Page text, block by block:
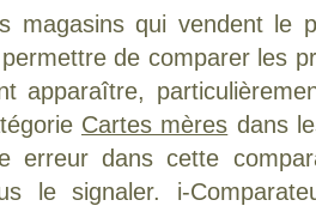
magasins qui vendent le
de comparer les
apparaître,
Cartes mères dans
erreur dans cette
le signaler. i-